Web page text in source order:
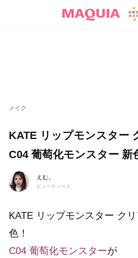
メイク
KATE リップモンスター
C04 葡萄化モンスター 新
えむ。
ビューティーズ
KATE リップモンスター ク
色！
C04 葡萄化モンスターが